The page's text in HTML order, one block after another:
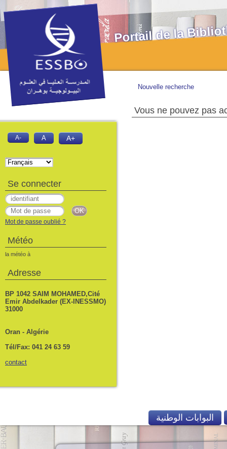
البوابات الوطنية
Nouvelle recherche
Vous ne pouvez pas
Portail de la
A- A A+
Se connecter
Mot de passe oublié ?
Météo
la météo à
Adresse
BP 1042 SAIM MOHAMED,Cité
Emir Abdelkader (EX-INESSMO)
31000
Oran - Algérie
Tél/Fax: 041 24 63 59
contact